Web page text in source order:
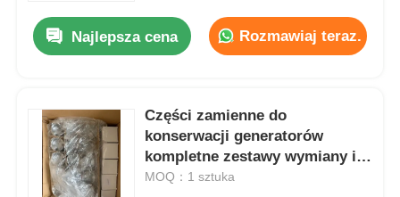
Najlepsza cena Rozmawiaj teraz.
Części zamienne do
konserwacji generatorów
kompletne zestawy wymiany i
naprawy zaprojektowane w celu
MOQ：1 sztuka